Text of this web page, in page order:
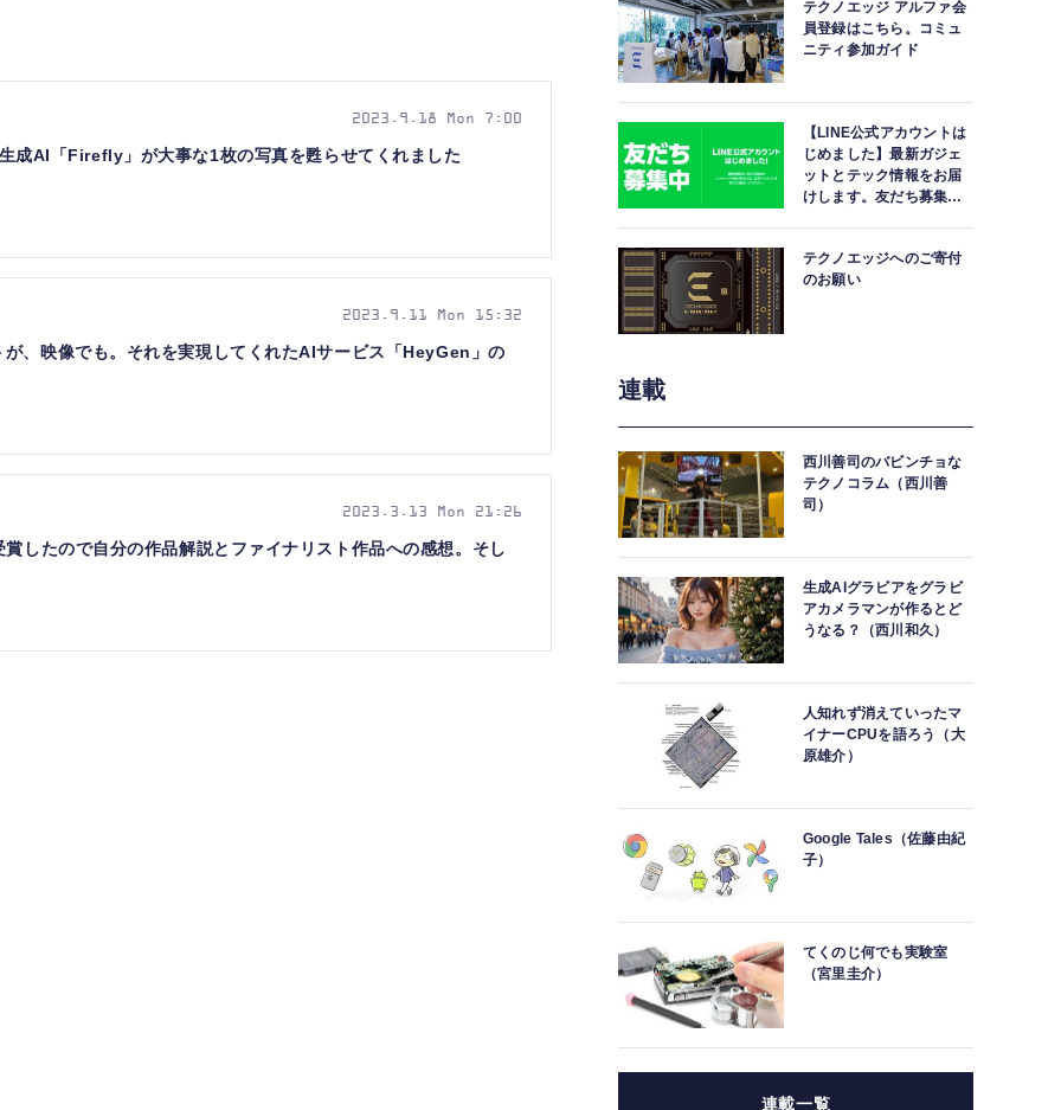
成AI「Firefly」が大事な1枚の写真を甦らせてくれました
2023.9.18 Mon 7:00
、映像でも。それを実現してくれたAIサービス「HeyGen」の
2023.9.11 Mon 15:32
したので自分の作品解説とファイナリスト作品への感想。そし
2023.3.13 Mon 21:26
テクノエッジ アルファ会
員登録はこちら。コミュ
ニティ参加ガイド
【LINE公式アカウントは
じめました】最新ガジェ
ットとテック情報をお届
けします。友だち募集
テクノエッジへのご寄付
のお願い
連載
西川善司のバビンチョな
テクノコラム（西川善
司）
生成AIグラビアをグラビ
アカメラマンが作るとど
うなる？（西川和久）
人知れず消えていったマ
イナーCPUを語ろう（大
原雄介）
Google Tales（佐藤由紀
子）
てくのじ何でも実験室
（宮里圭介）
連載一覧